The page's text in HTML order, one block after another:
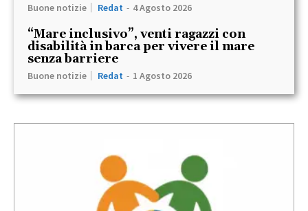
Buone notizie Redat - 4 Agosto 2026
“Mare inclusivo”, venti ragazzi con
disabilità in barca per vivere il mare
senza barriere
Buone notizie Redat - 1 Agosto 2026